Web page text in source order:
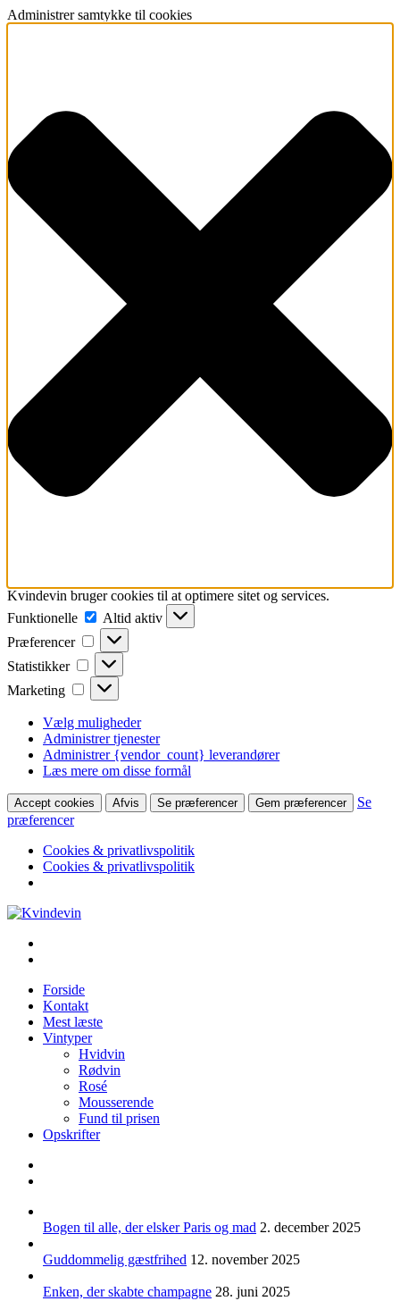
Administrer samtykke til cookies
Kvindevin bruger cookies til at optimere sitet og services.
Funktionelle
Funktionelle
Altid aktiv
Præferencer
Præferencer
Statistikker Statistikker
Marketing Marketing
Vælg muligheder
Administrer tjenester
Administrer {vendor_count} leverandører
Læs mere om disse formål
Accept cookies Afvis Se præferencer Gem præferencer
Se
præferencer
Cookies & privatlivspolitik
Cookies & privatlivspolitik
Videre
indhold
Kvindevin
Blog om vin for kvinder (& andre mennesker)
Forside
Kontakt
Mest læste
Vintyper
Hvidvin
Rødvin
Rosé
Mousserende
Fund til prisen
Opskrifter
Bogen til alle, der elsker Paris og mad 2. december 2025
Guddommelig gæstfrihed 12. november 2025
Enken, der skabte champagne 28. juni 2025